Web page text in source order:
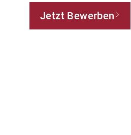
Jetzt Bewerben